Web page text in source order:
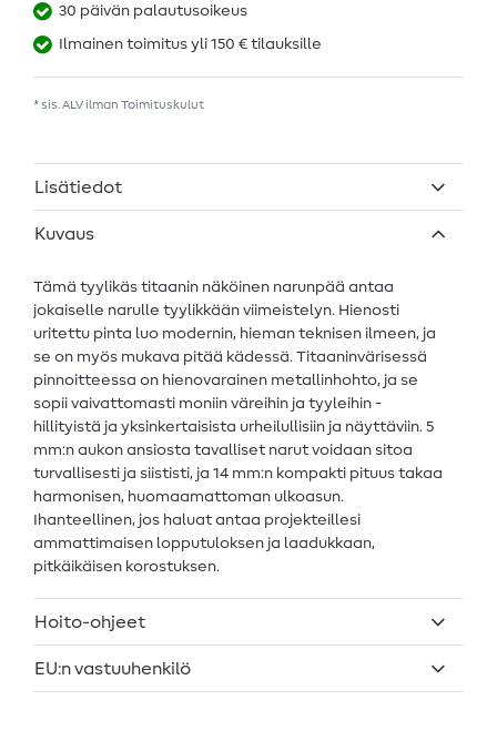
30 päivän palautusoikeus
Ilmainen toimitus yli 150 € tilauksille
* sis. ALV ilman Toimituskulut
Lisätiedot
Kuvaus
Tämä tyylikäs titaanin näköinen narunpää antaa
jokaiselle narulle tyylikkään viimeistelyn. Hienosti
uritettu pinta luo modernin, hieman teknisen ilmeen, ja
se on myös mukava pitää kädessä. Titaaninvärisessä
pinnoitteessa on hienovarainen metallinhohto, ja se
sopii vaivattomasti moniin väreihin ja tyyleihin -
hillityistä ja yksinkertaisista urheilullisiin ja näyttäviin. 5
mm:n aukon ansiosta tavalliset narut voidaan sitoa
turvallisesti ja siististi, ja 14 mm:n kompakti pituus takaa
harmonisen, huomaamattoman ulkoasun.
Ihanteellinen, jos haluat antaa projekteillesi
ammattimaisen lopputuloksen ja laadukkaan,
pitkäikäisen korostuksen.
Hoito-ohjeet
EU:n vastuuhenkilö